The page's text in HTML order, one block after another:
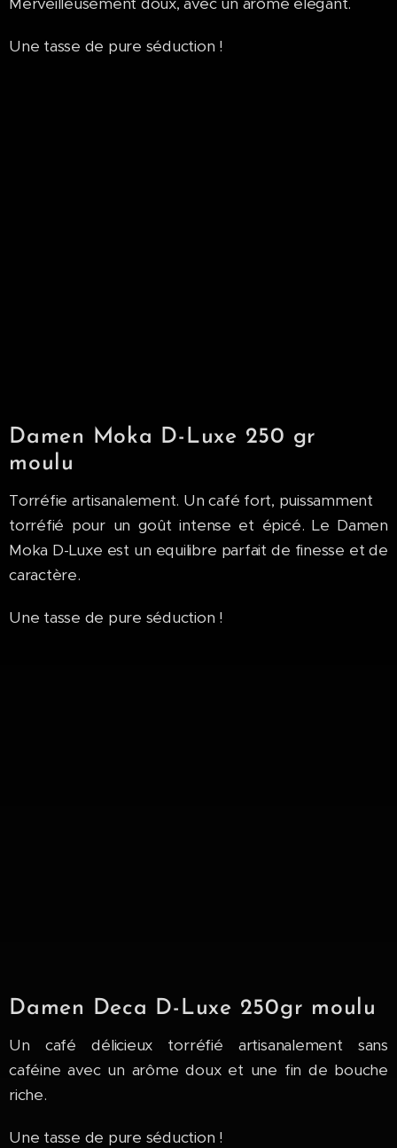
Une tasse de pure séduction !
Damen Moka D-Luxe 250 gr
moulu
Torréfie artisanalement. Un café fort, puissamment
torréfié pour un goût intense et épicé. Le Damen
Moka D-Luxe est un equilibre parfait de finesse et de
caractère.
Une tasse de pure séduction !
Damen Deca D-Luxe 250gr moulu
Un café délicieux torréfié artisanalement sans
caféine avec un arôme doux et une fin de bouche
riche.
Une tasse de pure séduction !